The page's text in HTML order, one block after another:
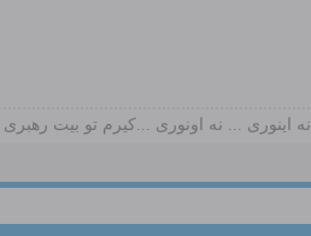
نه اینوری ... نه اونوری ...کیرم تو بیت رهبری